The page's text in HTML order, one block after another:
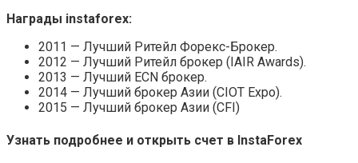
Награды instaforex:
2011 — Лучший Ритейл Форекс-Брокер.
2012 — Лучший Ритейл брокер (IAIR Awards).
2013 — Лучший ECN брокер.
2014 — Лучший брокер Азии (CIOT Expo).
2015 — Лучший брокер Азии (CFI)
Узнать подробнее и открыть счет в InstaForex